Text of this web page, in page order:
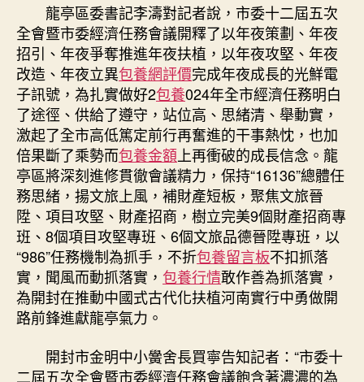
龍亭區委書記李濤對記者說，市委十二屆五次
全會暨市委經濟任務會議開釋了以年夜策劃、年夜
招引、年夜爭奪推進年夜扶植，以年夜攻堅、年夜
改造、年夜立異包養網評價完成年夜成長的光鮮電
子訊號，為扎實做好2包養024年全市經濟任務明白
了途徑、供給了遵守，站位高、思緒清、舉動實，
激起了全市高低篤定前行再奮進的干事熱忱，也加
倍果斷了乘勢而包養金額 上再衝破的成長信念。龍
亭區將深刻進修貫徹會議精力，保持“16136”總體任
務思緒，揚文旅上風，補財產短板，聚焦文旅晉
陞、項目攻堅、財產招商，樹立完美9個財產招商專
班、8個項目攻堅專班、6個文旅品德晉陞專班，以
“986”任務機制為抓手，不折包養留言板不扣抓落
實，聞風而動抓落實， 包養行情敢作善為抓落實，
為開封在推動中國式古代化扶植河南實行中勇做開
路前鋒進獻龍亭氣力。
開封市金明中小黌舍長買寧告知記者：“市委十
二屆五次全會暨市委經濟任務會議飽含著濃濃的為